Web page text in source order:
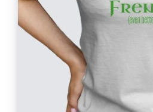
Contact
Mon compte
Panier